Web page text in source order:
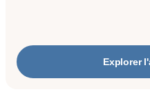
Explorer